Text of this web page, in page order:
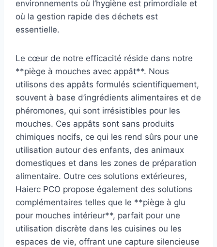
environnements où l’hygiène est primordiale et
où la gestion rapide des déchets est
essentielle.
Le cœur de notre efficacité réside dans notre
**piège à mouches avec appât**. Nous
utilisons des appâts formulés scientifiquement,
souvent à base d’ingrédients alimentaires et de
phéromones, qui sont irrésistibles pour les
mouches. Ces appâts sont sans produits
chimiques nocifs, ce qui les rend sûrs pour une
utilisation autour des enfants, des animaux
domestiques et dans les zones de préparation
alimentaire. Outre ces solutions extérieures,
Haierc PCO propose également des solutions
complémentaires telles que le **piège à glu
pour mouches intérieur**, parfait pour une
utilisation discrète dans les cuisines ou les
espaces de vie, offrant une capture silencieuse